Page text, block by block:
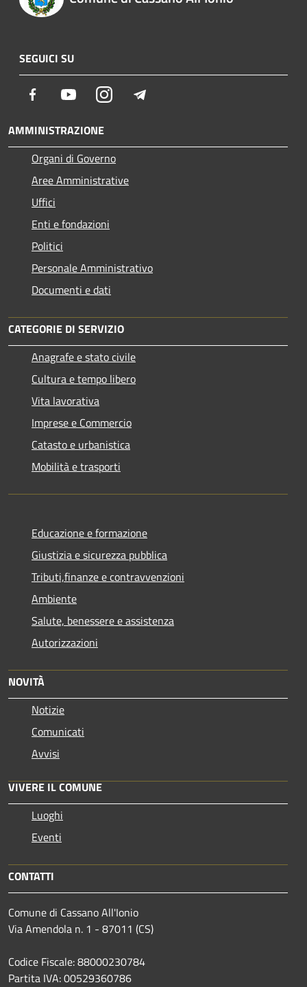
SEGUICI SU
Facebook YoutubeInstagram
AMMINISTRAZIONE
Organi di Governo
Aree Amministrative
Uffici
Enti e fondazioni
Politici
Personale Amministrativo
Documenti e dati
CATEGORIE DI SERVIZIO
Anagrafe e stato civile
Cultura e tempo libero
Vita lavorativa
Imprese e Commercio
Catasto e urbanistica
Mobilità e trasporti
Educazione e formazione
Giustizia e sicurezza pubblica
Tributi,finanze e contravvenzioni
Ambiente
Salute, benessere e assistenza
Autorizzazioni
NOVITÀ
Notizie
Comunicati
Avvisi
VIVERE IL COMUNE
Luoghi
Eventi
CONTATTI
Comune di Cassano All'Ionio
Via Amendola n. 1 - 87011 (CS)
Codice Fiscale: 88000230784
Partita IVA: 00529360786